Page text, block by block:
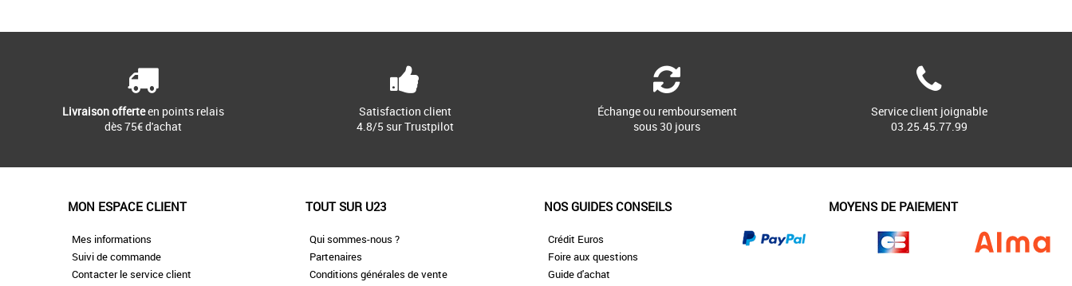
Livraison offerteen points relais
dès 75€ d'achat
Satisfaction client
4.8/5 sur Trustpilot
Échange ou remboursement
sous 30 jours
Service client joignable
03.25.45.77.99
MON ESPACE CLIENT
Mes informations
Suivi de commande
Contacter le service client
TOUT SUR U23
Qui sommes-nous ?
Partenaires
Conditions générales de vente
NOS GUIDES CONSEILS
Crédit Euros
Foire aux questions
Guide d'achat
MOYENS DE PAIEMENT